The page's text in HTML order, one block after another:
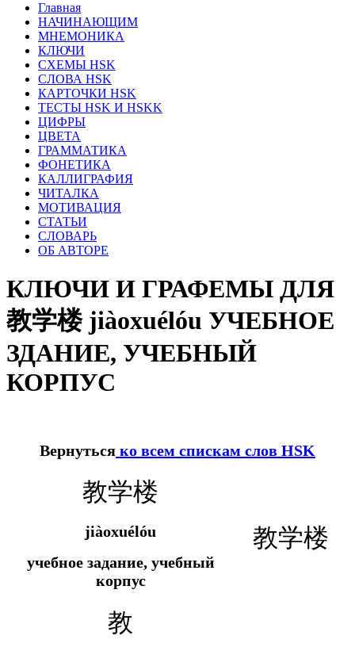
Главная
НАЧИНАЮЩИМ
МНЕМОНИКА
КЛЮЧИ
СХЕМЫ HSK
СЛОВА HSK
КАРТОЧКИ HSK
ТЕСТЫ HSK И HSKK
ЦИФРЫ
ЦВЕТА
ГРАММАТИКА
ФОНЕТИКА
КАЛЛИГРАФИЯ
ЧИТАЛКА
МОТИВАЦИЯ
СТАТЬИ
СЛОВАРЬ
ОБ АВТОРЕ
КЛЮЧИ И ГРАФЕМЫ ДЛЯ
教学楼 jiàoxuélóu УЧЕБНОЕ
ЗДАНИЕ, УЧЕБНЫЙ
КОРПУС
Вернуться ко всем спискам слов HSK
教学楼
jiàoxuélóu
учебное задание, учебный
корпус
教学楼
教